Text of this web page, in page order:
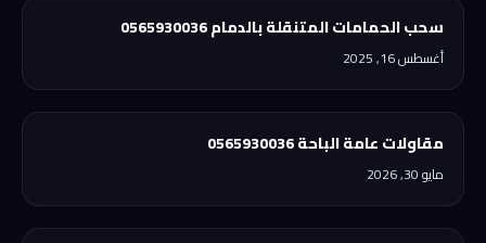
سحب الحمامات المتنقلة بالدمام 0565930036
أغسطس 16, 2025
مقاولات عامة الباحة 0565930036
مايو 30, 2026